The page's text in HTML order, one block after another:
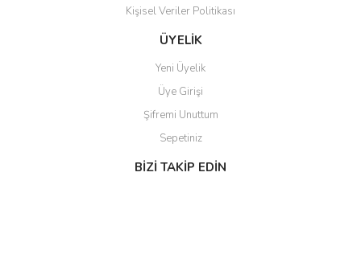
Kişisel Veriler Politikası
ÜYELİK
Yeni Üyelik
Üye Girişi
Şifremi Unuttum
Sepetiniz
BİZİ TAKİP EDİN